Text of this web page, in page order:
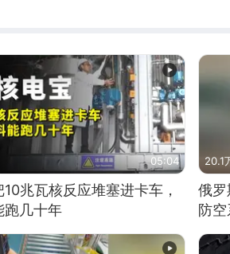
05:04
兆瓦核反应堆塞进卡车，
跑几十年
20.1
俄罗
防